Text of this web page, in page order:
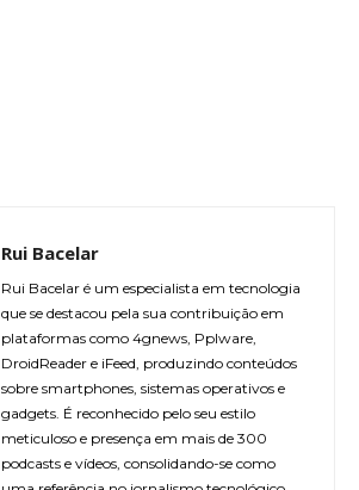
Rui Bacelar
Rui Bacelar é um especialista em tecnologia
que se destacou pela sua contribuição em
plataformas como 4gnews, Pplware,
DroidReader e iFeed, produzindo conteúdos
sobre smartphones, sistemas operativos e
gadgets. É reconhecido pelo seu estilo
meticuloso e presença em mais de 300
podcasts e vídeos, consolidando-se como